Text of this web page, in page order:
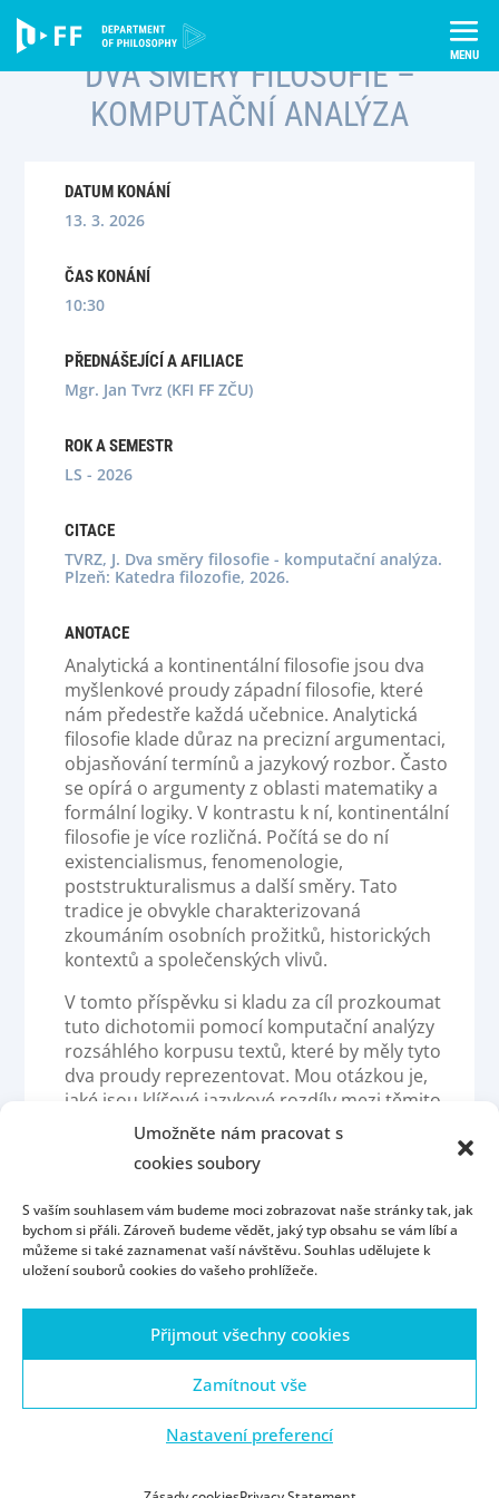
content
Umožněte nám pracovat s
cookies soubory
S vaším souhlasem vám budeme moci zobrazovat naše stránky tak, jak
bychom si přáli. Zároveň budeme vědět, jaký typ obsahu se vám líbí a
můžeme si také zaznamenat vaší návštěvu. Souhlas udělujete k
uložení souborů cookies do vašeho prohlížeče.
Přijmout všechny cookies
Zamítnout vše
Nastavení preferencí
Semináře Dva směry filosofie – komputační analýza
DVA SMĚRY FILOSOFIE –
KOMPUTAČNÍ ANALÝZA
DATUM KONÁNÍ
13. 3. 2026
ČAS KONÁNÍ
10:30
PŘEDNÁŠEJÍCÍ A AFILIACE
Mgr. Jan Tvrz (KFI FF ZČU)
ROK A SEMESTR
LS - 2026
CITACE
TVRZ, J. Dva směry filosofie - komputační analýza.
Plzeň: Katedra filozofie, 2026.
ANOTACE
Analytická a kontinentální filosofie jsou dva
myšlenkové proudy západní filosofie, které
nám předestře každá učebnice. Analytická
filosofie klade důraz na precizní argumentaci,
objasňování termínů a jazykový rozbor. Často
se opírá o argumenty z oblasti matematiky a
formální logiky. V kontrastu k ní, kontinentální
filosofie je více rozličná. Počítá se do ní
existencialismus, fenomenologie,
poststrukturalismus a další směry. Tato
tradice je obvykle charakterizovaná
zkoumáním osobních prožitků, historických
kontextů a společenských vlivů.
V tomto příspěvku si kladu za cíl prozkoumat
tuto dichotomii pomocí komputační analýzy
rozsáhlého korpusu textů, které by měly tyto
dva proudy reprezentovat. Mou otázkou je,
jaké jsou klíčové jazykové rozdíly mezi těmito
směry, a zda jsou natolik signifikantní, aby
mohly být využité za účelem automatické
klasifikace metodami strojového učení.
stylometrické znaky jednotlivých dokumentů v
rámci námi sestaveného korpusu.
Contact People
Portál ZČU